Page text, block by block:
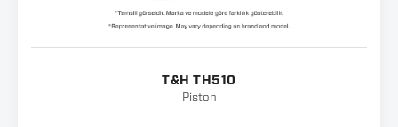
T&H TH510
Piston